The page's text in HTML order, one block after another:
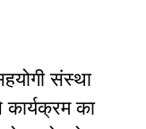
संस्था
का